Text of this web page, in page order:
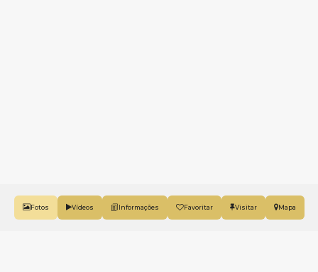
Fotos Vídeos Favoritar Mapa